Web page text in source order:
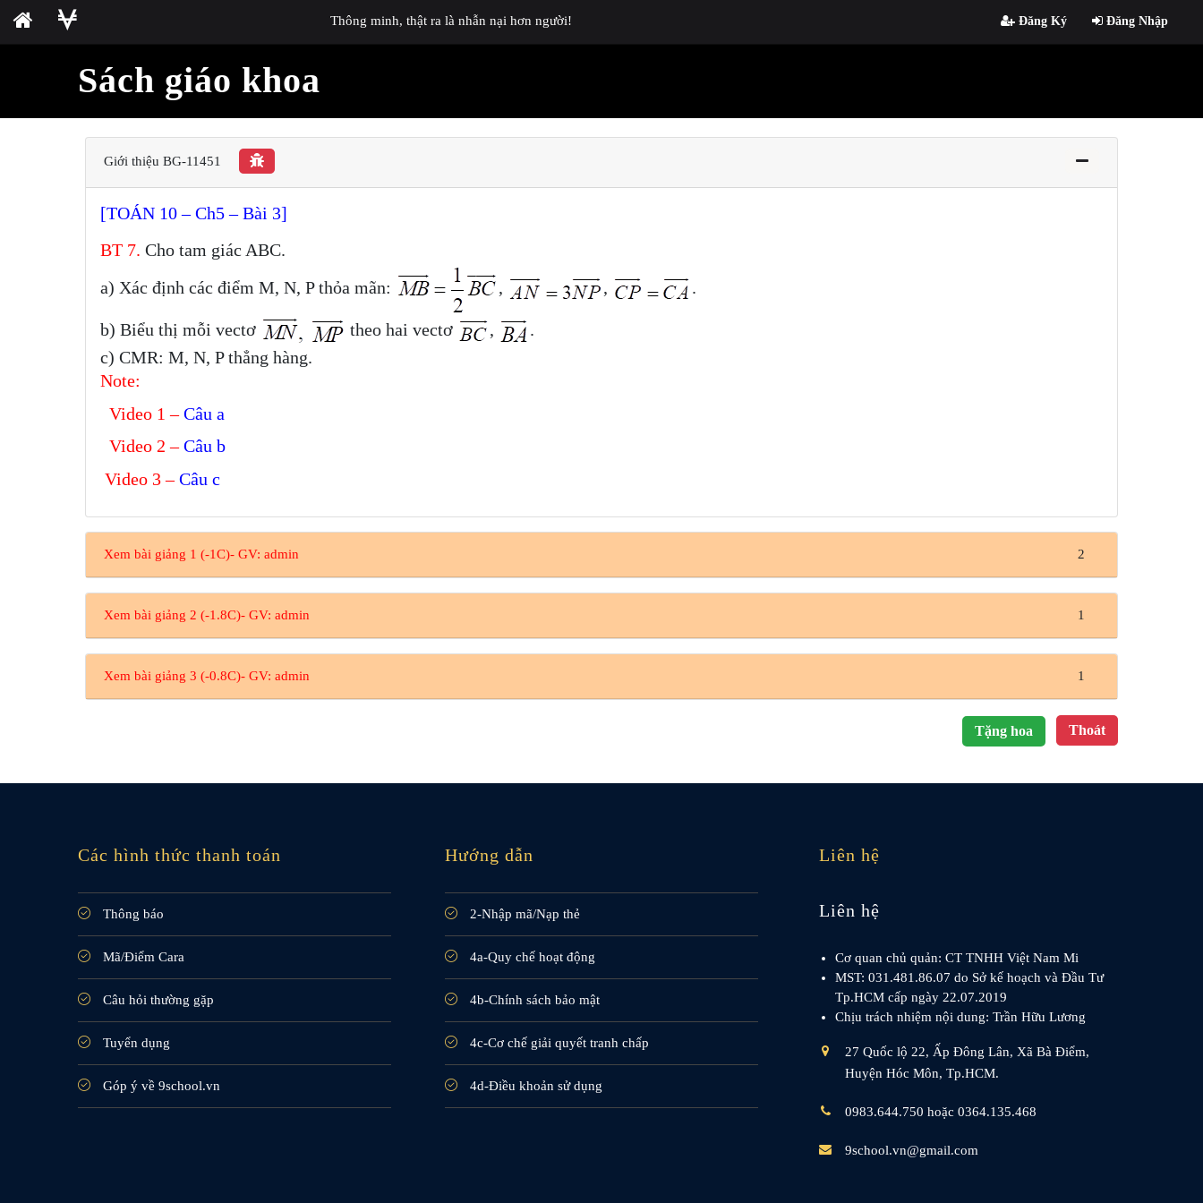
Thông minh, thật ra là nhẫn nại hơn người! Đăng Ký Đăng Nhập
Sách giáo khoa
Giới thiệu BG-11451
[TOÁN 10 – Ch5 – Bài 3]
BT 7. Cho tam giác ABC.
a) Xác định các điểm M, N, P thỏa mãn:
, , .
b) Biểu thị mỗi vectơ theo hai vectơ ,
.
c) CMR: M, N, P thẳng hàng.
Note:
Video 1 –Câu a
Video 2 –Câu b
Video 3 –Câu c
Xem bài giảng 1 (-1C)- GV: admin 2
Xem bài giảng 2 (-1.8C)- GV: admin 1
Xem bài giảng 3 (-0.8C)- GV: admin 1
Tặng hoa Thoát
Các hình thức thanh toán
Thông báo
Mã/Điểm Cara
Câu hỏi thường gặp
Tuyển dụng
Góp ý về 9school.vn
Hướng dẫn
2-Nhập mã/Nạp thẻ
4a-Quy chế hoạt động
4b-Chính sách bảo mật
4c-Cơ chế giải quyết tranh chấp
4d-Điều khoản sử dụng
Liên hệ
Liên hệ
Cơ quan chủ quản: CT TNHH Việt Nam Mi
MST: 031.481.86.07 do Sở kế hoạch và Đầu Tư
Tp.HCM cấp ngày 22.07.2019
Chịu trách nhiệm nội dung: Trần Hữu Lương
27 Quốc lộ 22, Ấp Đông Lân, Xã Bà Điểm,
Huyện Hóc Môn, Tp.HCM.
0983.644.750 hoặc 0364.135.468
9school.vn@gmail.com